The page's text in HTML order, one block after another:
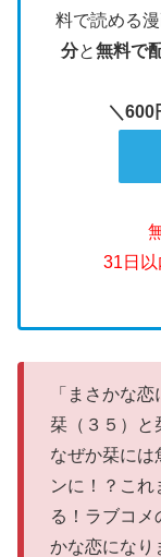
料で読める
分と無料で
＼600
31日以
「まさかな
栞（３５）と
なぜか栞には
ンに！？これ
る！ラブコメ
かな恋になり